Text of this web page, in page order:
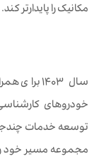
مکانیک را پایدارتر کند.
سال ۱۴۰۳
خودروهای
توسعه خدمات
مجموعه مسیر خود